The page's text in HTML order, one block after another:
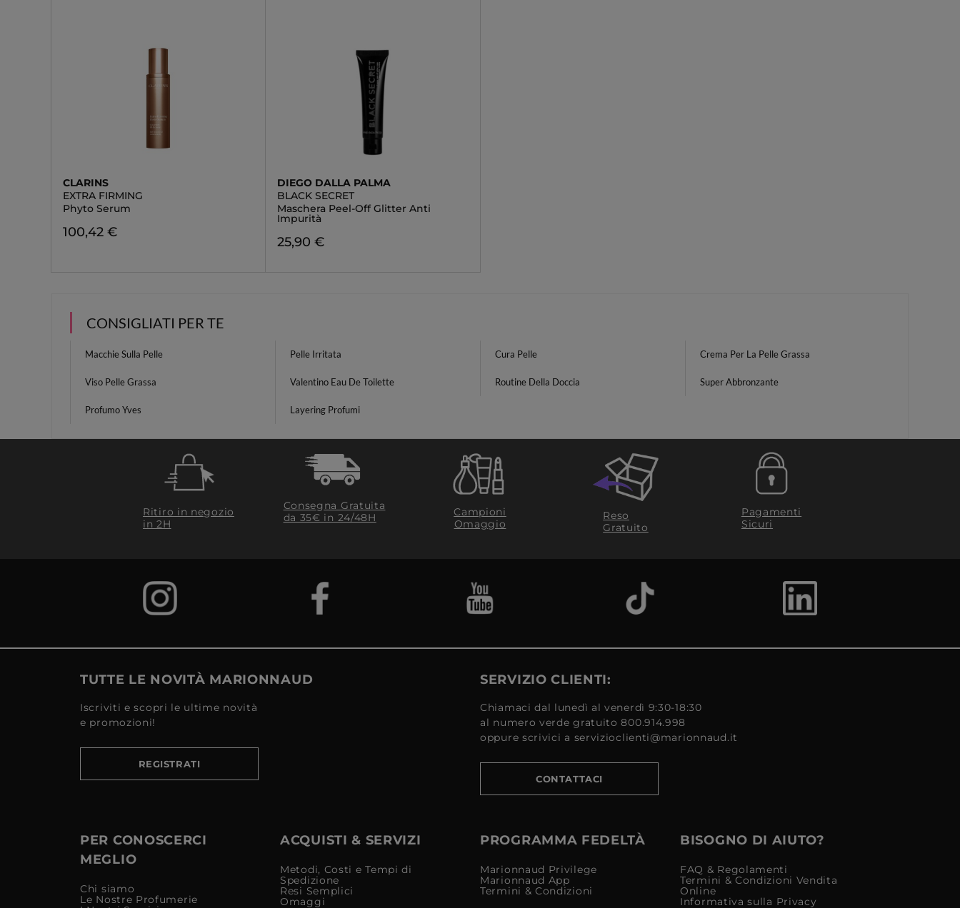
CLARINS
EXTRA FIRMING
Phyto Serum
100,42 €
DIEGO DALLA PALMA
BLACK SECRET
Maschera Peel-Off Glitter Anti
Impurità
25,90 €
CONSIGLIATI PER TE
Macchie Sulla Pelle Pelle Irritata Cura Pelle Crema Per La Pelle Grassa
Viso Pelle Grassa Valentino Eau De Toilette Routine Della Doccia Super Abbronzante
Profumo Yves Layering Profumi
Ritiro in negozio
in 2H
Consegna Gratuita
da 35€​ in 24/48H
Campioni
Omaggio
Reso
Gratuito
Pagamenti
Sicuri
TUTTE LE NOVITÀ MARIONNAUD
Iscriviti e scopri le ultime novità
e promozioni!
REGISTRATI
SERVIZIO CLIENTI:
Chiamaci dal lunedì al venerdì 9:30-18:30
al numero verde gratuito 800.914.998
oppure scrivici a servizioclienti@marionnaud.it
CONTATTACI
PER CONOSCERCI
MEGLIO
Chi siamo
Le Nostre Profumerie
ACQUISTI & SERVIZI
Metodi, Costi e Tempi di
Spedizione
Resi Semplici
Omaggi
PROGRAMMA FEDELTÀ
Marionnaud Privilege
Marionnaud App
Termini & Condizioni
BISOGNO DI AIUTO?
FAQ & Regolamenti
Termini & Condizioni Vendita
Online
Informativa sulla Privacy